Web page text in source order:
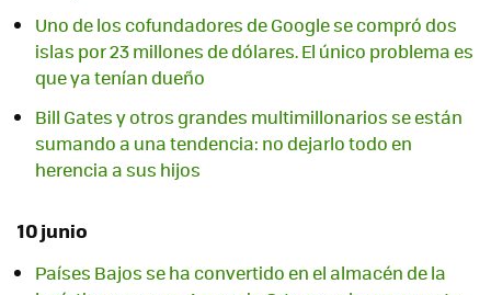
Uno de los cofundadores de Google se compró dos
islas por 23 millones de dólares. El único problema es
que ya tenían dueño
Bill Gates y otros grandes multimillonarios se están
sumando a una tendencia: no dejarlo todo en
herencia a sus hijos
10 junio
Países Bajos se ha convertido en el almacén de la